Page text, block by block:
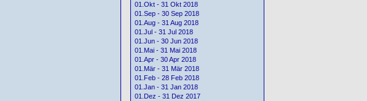
01.Okt - 31 Okt 2018
01.Sep - 30 Sep 2018
01.Aug - 31 Aug 2018
01.Jul - 31 Jul 2018
01.Jun - 30 Jun 2018
01.Mai - 31 Mai 2018
01.Apr - 30 Apr 2018
01.Mär - 31 Mär 2018
01.Feb - 28 Feb 2018
01.Jan - 31 Jan 2018
01.Dez - 31 Dez 2017